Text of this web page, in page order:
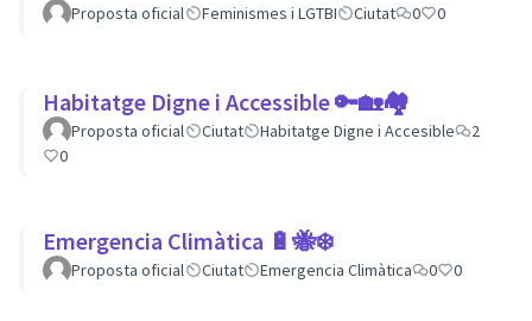
Proposta oficial Feminismes i LGTBI Ciutat 0 0
Habitatge Digne i Accessible 🔑🏡🏘
Proposta oficial Ciutat Habitatge Digne i Accesible
2
0
Emergencia Climàtica 🔋🐝❄️
Proposta oficial Ciutat Emergencia Climàtica 0 0